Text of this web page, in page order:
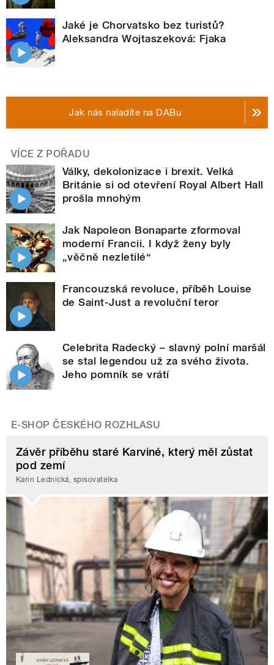
Jaké je Chorvatsko bez turistů?
Aleksandra Wojtaszeková: Fjaka
Jak nás naladíte na DABu
VÍCE Z POŘADU
Války, dekolonizace i brexit. Velká
Británie si od otevření Royal Albert Hall
prošla mnohým
Jak Napoleon Bonaparte zformoval
moderní Francii. I když ženy byly
„věčně nezletilé“
Francouzská revoluce, příběh Louise
de Saint-Just a revoluční teror
Celebrita Radecký – slavný polní maršál
se stal legendou už za svého života.
Jeho pomník se vrátí
E-SHOP ČESKÉHO ROZHLASU
Závěr příběhu staré Karviné, který měl zůstat
pod zemí
Karin Lednická, spisovatelka